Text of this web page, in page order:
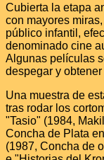
Cubierta la etapa
con mayores
público infantil,
denominado cine
Algunas películas
despegar y
Una muestra de
tras rodar los
"Tasio" (1984,
Concha de Plata
(1987, Concha de